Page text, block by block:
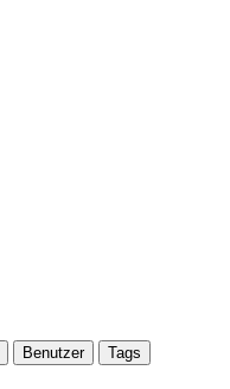
Benutzer Tags